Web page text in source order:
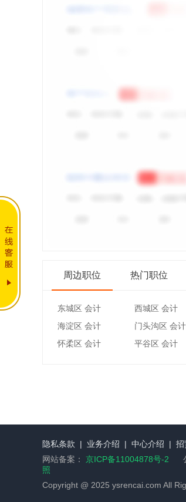
周边职位 热门职位
东城区 会计 西城区 会计
海淀区 会计
门头沟区 会计
怀柔区 会计
平谷区 会计
隐私条款 | 业务介绍 | 中心介绍 | 招
网站备案： 京ICP备11004878号-2 公
照
Copyright @ 2025 ysrencai.com All